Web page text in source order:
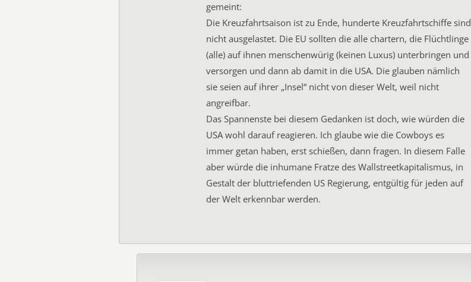
gemeint:
Die Kreuzfahrtsaison ist zu Ende, hunderte Kreuzfahrtschiffe sind
nicht ausgelastet. Die EU sollten die alle chartern, die Flüchtlinge
(alle) auf ihnen menschenwürig (keinen Luxus) unterbringen und
versorgen und dann ab damit in die USA. Die glauben nämlich
sie seien auf ihrer „Insel“ nicht von dieser Welt, weil nicht
angreifbar.
Das Spannenste bei diesem Gedanken ist doch, wie würden die
USA wohl darauf reagieren. Ich glaube wie die Cowboys es
immer getan haben, erst schießen, dann fragen. In diesem Falle
aber würde die inhumane Fratze des Wallstreetkapitalismus, in
Gestalt der bluttriefenden US Regierung, entgültig für jeden auf
der Welt erkennbar werden.